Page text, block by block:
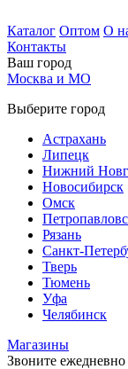
Каталог Оптом О
Контакты
Ваш город
Москва и МО
Выберите город
Астрахань
Липецк
Нижний
Новосибирск
Омск
Рязань
Санкт-
Тверь
Тюмень
Уфа
Челябинск
Магазины
Звоните